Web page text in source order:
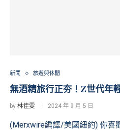
新聞 旅遊與休閒
無酒精旅行正夯！Z世代年
by 林佳雯 2024 年 9 月 5 日
(Merxwire編譯/美國紐約) 你喜